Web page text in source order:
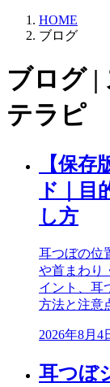
HOME
ブログ
ブログ |
テラピ
【保
ド｜
し方
耳つぼの位
や首まわり
イント、耳
方法と注意
2026年8月4
耳つぼ